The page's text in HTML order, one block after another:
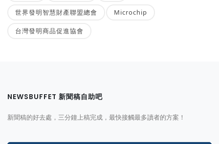
世界發明智慧財產聯盟總會 Microchip
台灣發明商品促進協會
NEWSBUFFET 新聞稿自助吧
新聞稿的好去處，三分鐘上稿完成，最快接觸最多讀者的方案！